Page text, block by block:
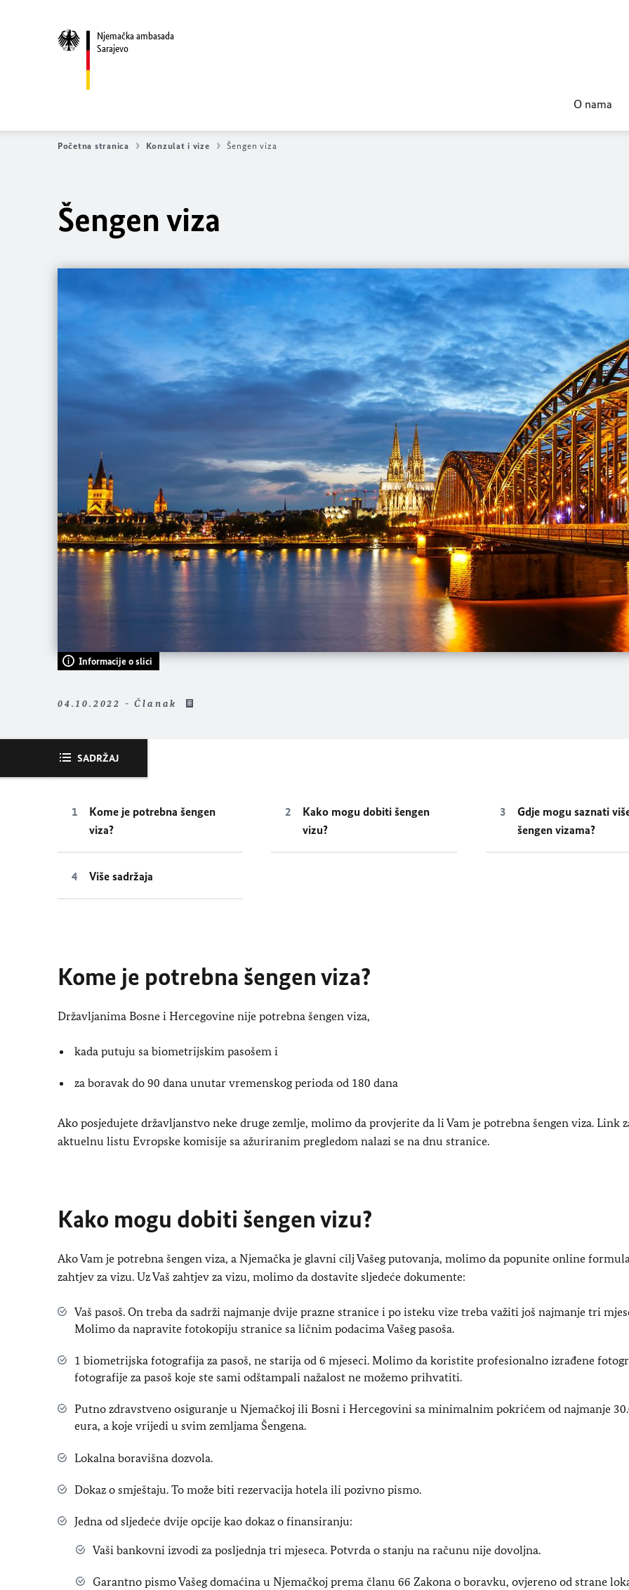
Njemačka ambasada
Sarajevo
O nama
Početna stranica Konzulat i vize Šengen viza
Šengen viza
Informacije o slici
04.10.2022 - Članak
SADRŽAJ
Kome je potrebna šengen
viza?
Kako mogu dobiti šengen
vizu?
Gdje mogu saznati
šengen vizama?
Više sadržaja
Kome je potrebna šengen viza?
Državljanima Bosne i Hercegovine nije potrebna šengen viza,
kada putuju sa biometrijskim pasošem i
za boravak do 90 dana unutar vremenskog perioda od 180 dana
Ako posjedujete državljanstvo neke druge zemlje, molimo da provjerite da li Vam je potrebna šengen viza. Link
aktuelnu listu Evropske komisije sa ažuriranim pregledom nalazi se na dnu stranice.
Kako mogu dobiti šengen vizu?
Ako Vam je potrebna šengen viza, a Njemačka je glavni cilj Vašeg putovanja, molimo da popunite online
zahtjev za vizu. Uz Vaš zahtjev za vizu, molimo da dostavite sljedeće dokumente:
Vaš pasoš. On treba da sadrži najmanje dvije prazne stranice i po isteku vize treba važiti još najmanje tri
Molimo da napravite fotokopiju stranice sa ličnim podacima Vašeg pasoša.
1 biometrijska fotografija za pasoš, ne starija od 6 mjeseci. Molimo da koristite profesionalno izrađene
fotografije za pasoš koje ste sami odštampali nažalost ne možemo prihvatiti.
Putno zdravstveno osiguranje u Njemačkoj ili Bosni i Hercegovini sa minimalnim pokrićem od najmanje
eura, a koje vrijedi u svim zemljama Šengena.
Lokalna boravišna dozvola.
Dokaz o smještaju. To može biti rezervacija hotela ili pozivno pismo.
Jedna od sljedeće dvije opcije kao dokaz o finansiranju:
Vaši bankovni izvodi za posljednja tri mjeseca. Potvrda o stanju na računu nije dovoljna.
Garantno pismo Vašeg domaćina u Njemačkoj prema članu 66 Zakona o boravku, ovjereno od strane